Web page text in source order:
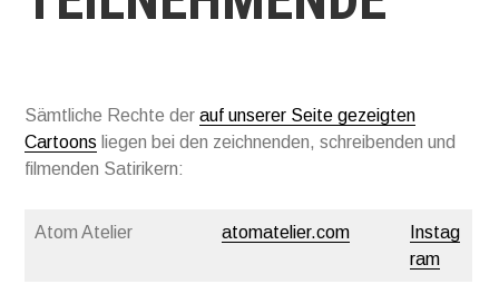
Sämtliche Rechte derauf unserer Seite gezeigten
Cartoons liegen bei den zeichnenden, schreibenden und
filmenden Satirikern:
Atom Atelier atomatelier.com
Instag
ram